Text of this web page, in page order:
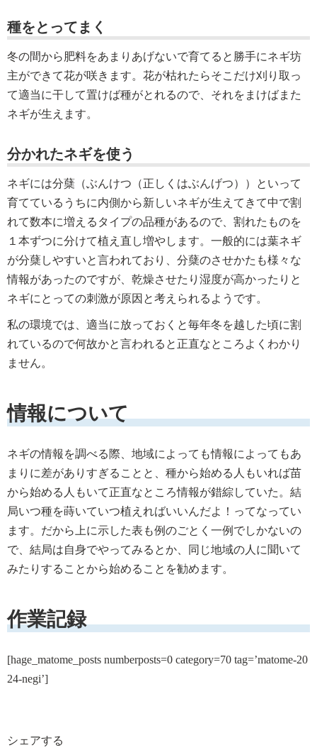
種をとってまく
冬の間から肥料をあまりあげないで育てると勝手にネギ坊
主ができて花が咲きます。花が枯れたらそこだけ刈り取っ
て適当に干して置けば種がとれるので、それをまけばまた
ネギが生えます。
分かれたネギを使う
ネギには分蘖（ぶんけつ（正しくはぶんげつ））といって
育てているうちに内側から新しいネギが生えてきて中で割
れて数本に増えるタイプの品種があるので、割れたものを
１本ずつに分けて植え直し増やします。一般的には葉ネギ
が分蘖しやすいと言われており、分蘖のさせかたも様々な
情報があったのですが、乾燥させたり湿度が高かったりと
ネギにとっての刺激が原因と考えられるようです。
私の環境では、適当に放っておくと毎年冬を越した頃に割
れているので何故かと言われると正直なところよくわかり
ません。
情報について
ネギの情報を調べる際、地域によっても情報によってもあ
まりに差がありすぎることと、種から始める人もいれば苗
から始める人もいて正直なところ情報が錯綜していた。結
局いつ種を蒔いていつ植えればいいんだよ！ってなってい
ます。だから上に示した表も例のごとく一例でしかないの
で、結局は自身でやってみるとか、同じ地域の人に聞いて
みたりすることから始めることを勧めます。
作業記録
[hage_matome_posts numberposts=0 category=70 tag=’matome-20
24-negi’]
シェアする